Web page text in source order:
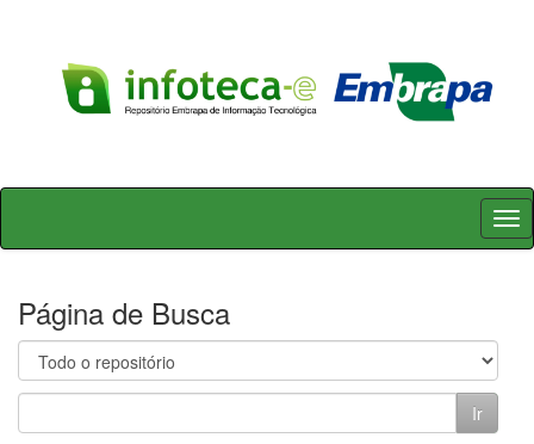
Skip
Página de Busca